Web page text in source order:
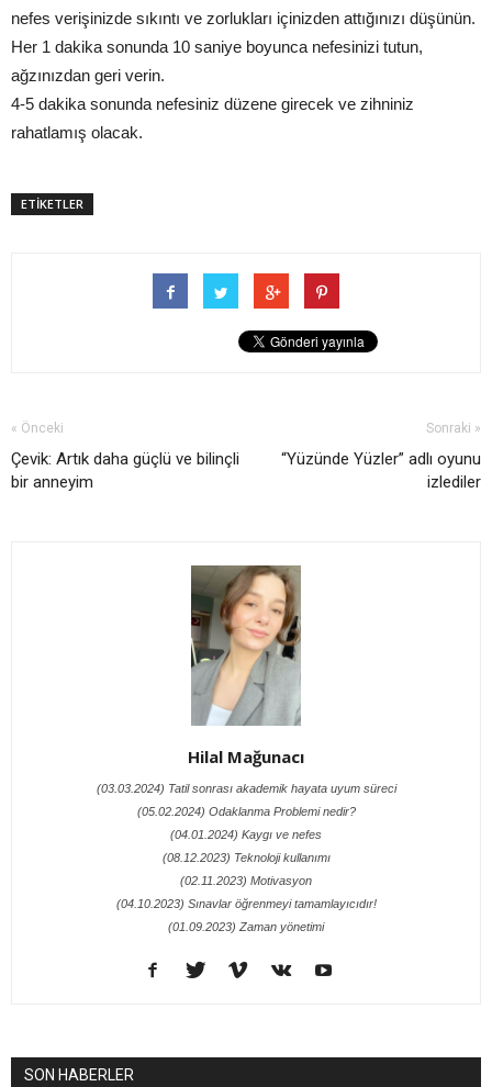
nefes verişinizde sıkıntı ve zorlukları içinizden attığınızı düşünün.
Her 1 dakika sonunda 10 saniye boyunca nefesinizi tutun,
ağzınızdan geri verin.
4-5 dakika sonunda nefesiniz düzene girecek ve zihniniz
rahatlamış olacak.
ETİKETLER
« Önceki
Çevik: Artık daha güçlü ve bilinçli
bir anneyim
Sonraki »
“Yüzünde Yüzler” adlı oyunu
izlediler
Hilal Mağunacı
(03.03.2024) Tatil sonrası akademik hayata uyum süreci
(05.02.2024) Odaklanma Problemi nedir?
(04.01.2024) Kaygı ve nefes
(08.12.2023) Teknoloji kullanımı
(02.11.2023) Motivasyon
(04.10.2023) Sınavlar öğrenmeyi tamamlayıcıdır!
(01.09.2023) Zaman yönetimi
SON HABERLER